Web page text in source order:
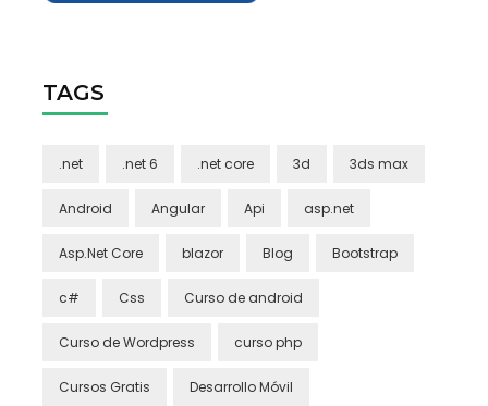
TAGS
.net .net 6 .net core 3d 3ds max
Android Angular Api asp.net
Asp.Net Core blazor Blog Bootstrap
c# Css Curso de android
Curso de Wordpress curso php
Cursos Gratis Desarrollo Móvil